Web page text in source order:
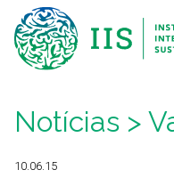
Notícias >
10.06.15